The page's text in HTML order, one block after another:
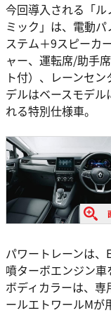
今回導入される「ル
ミック」は、電動
ステム＋9スピーカ
ャー、運転席/助手
ト付）、レーンセ
デルはベースモデ
れる特別仕様車。
パワートレーンは
噴ターボエンジン車
ボディカラーは、
ールエトワールMが